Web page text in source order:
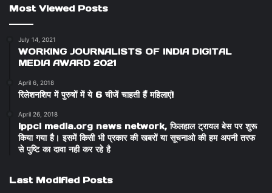
Most Viewed Posts
July 14, 2021
WORKING JOURNALISTS OF INDIA DIGITAL
MEDIA AWARD 2021
April 6, 2018
रिलेशनशिप में पुरुषों में ये 6 चीजें चाहती हैं महिलाएं!
April 26, 2018
ippci media.org news network, फिलहाल ट्रायल बेस पर शुरू
किया गया है। इसमें किसी भी प्रकार की खबरों या सूचनाओ की हम अपनी तरफ
से पुष्टि का दावा नही कर रहे है
Last Modified Posts